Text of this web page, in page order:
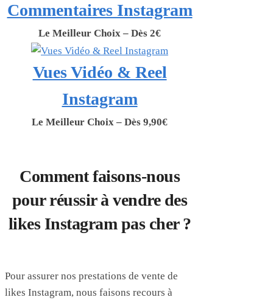
Commentaires Instagram
Le Meilleur Choix – Dès 2€
Vues Vidéo & Reel
Instagram
Le Meilleur Choix – Dès 9,90€
Comment faisons-nous
pour réussir à vendre des
likes Instagram pas cher ?
Pour assurer nos prestations de vente de
likes Instagram, nous faisons recours à